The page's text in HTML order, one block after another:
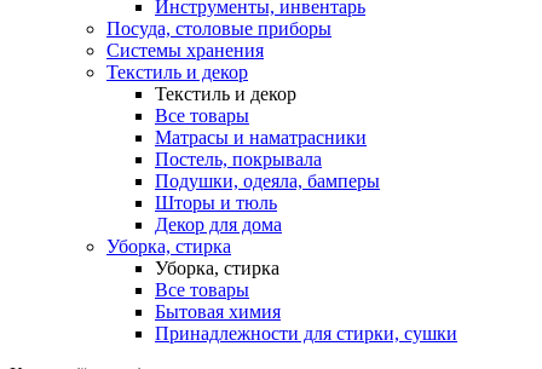
Инструменты, инвентарь
Посуда, столовые приборы
Системы хранения
Текстиль и декор
Текстиль и декор
Все товары
Матрасы и наматрасники
Постель, покрывала
Подушки, одеяла, бамперы
Шторы и тюль
Декор для дома
Уборка, стирка
Уборка, стирка
Все товары
Бытовая химия
Принадлежности для стирки, сушки